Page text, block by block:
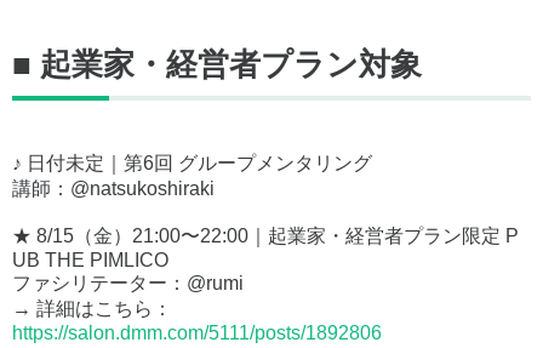
■ 起業家・経営者プラン対象
♪ 日付未定｜第6回 グループメンタリング
講師：@natsukoshiraki
★ 8/15（金）21:00〜22:00｜起業家・経営者プラン限定 P
UB THE PIMLICO
ファシリテーター：@rumi
→ 詳細はこちら：
https://salon.dmm.com/5111/posts/1892806